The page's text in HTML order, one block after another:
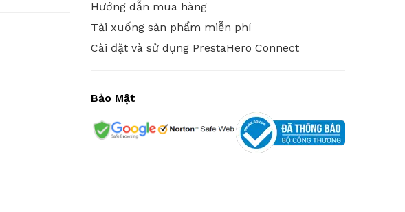
Hướng dẫn mua hàng
Tải xuống sản phẩm miễn phí
Cài đặt và sử dụng PrestaHero Connect
Bảo Mật